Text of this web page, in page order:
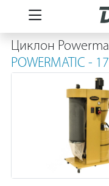
Циклон
POWERMATIC -